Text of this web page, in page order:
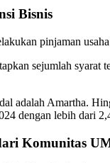
Bisnis
pinjaman
sejumlah
adalah Amartha.
dengan lebih dari
Komunitas